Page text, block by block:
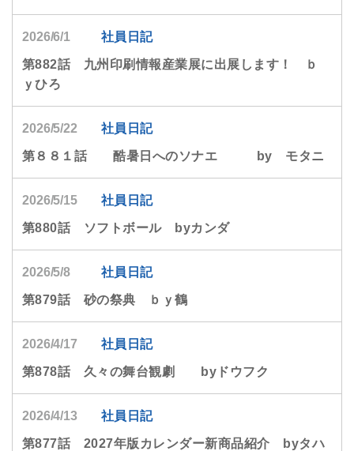
2026/6/1 社員日記
第882話 九州印刷情報産業展に出展します！ ｂ
ｙひろ
2026/5/22 社員日記
第８８１話 酷暑日へのソナエ by モタニ
2026/5/15 社員日記
第880話 ソフトボール byカンダ
2026/5/8 社員日記
第879話 砂の祭典 ｂｙ鶴
2026/4/17 社員日記
第878話 久々の舞台観劇 byドウフク
2026/4/13 社員日記
第877話 2027年版カレンダー新商品紹介 byタハ